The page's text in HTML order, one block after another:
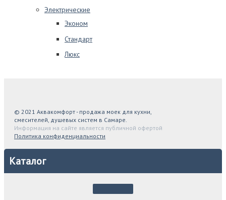
Электрические
Эконом
Стандарт
Люкс
© 2021 Аквакомфорт - продажа моек для кухни,
смесителей, душевых систем в Самаре.
Информация на сайте является публичной офертой
Политика конфиденциальности
Каталог